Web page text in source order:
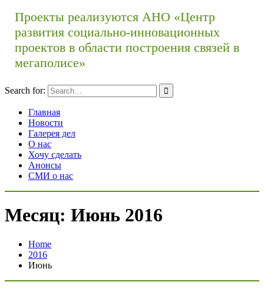
Проекты реализуются АНО «Центр
развития социально-инновационных
проектов в области построения связей в
мегаполисе»
Search for:
Главная
Новости
Галерея дел
О нас
Хочу сделать
Анонсы
СМИ о нас
Месяц: Июнь 2016
Home
2016
Июнь